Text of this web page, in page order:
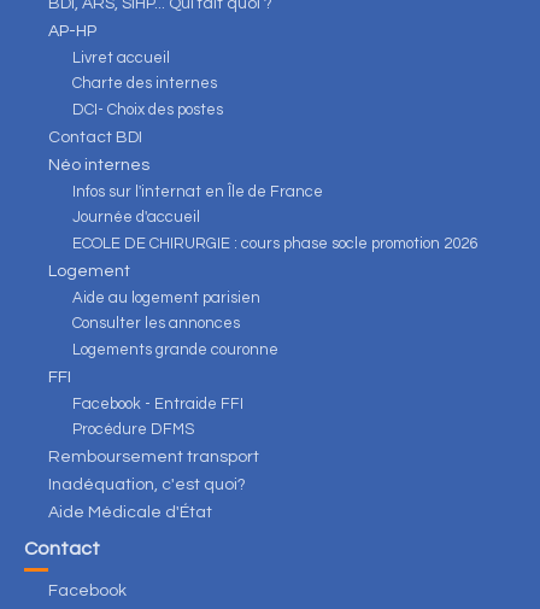
BDI, ARS, SIHP... Qui fait quoi ?
AP-HP
Livret accueil
Charte des internes
DCI- Choix des postes
Contact BDI
Néo internes
Infos sur l'internat en Île de France
Journée d'accueil
ECOLE DE CHIRURGIE : cours phase socle promotion 2026
Logement
Aide au logement parisien
Consulter les annonces
Logements grande couronne
FFI
Facebook - Entraide FFI
Procédure DFMS
Remboursement transport
Inadéquation, c'est quoi?
Aide Médicale d'État
Contact
Facebook